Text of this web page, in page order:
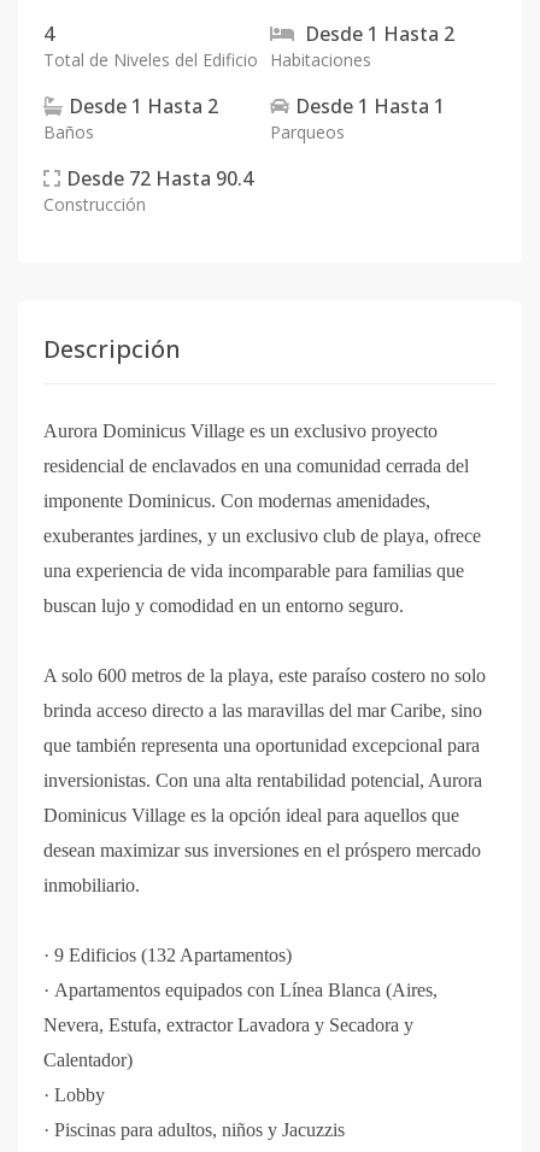
4
Total de Niveles del Edificio
Desde 1 Hasta 2
Habitaciones
Desde 1 Hasta 2
Baños
Desde 1 Hasta 1
Parqueos
Desde 72 Hasta 90.4
Construcción
Descripción
Aurora Dominicus Village es un exclusivo proyecto
residencial de enclavados en una comunidad cerrada del
imponente Dominicus. Con modernas amenidades,
exuberantes jardines, y un exclusivo club de playa, ofrece
una experiencia de vida incomparable para familias que
buscan lujo y comodidad en un entorno seguro.
A solo 600 metros de la playa, este paraíso costero no solo
brinda acceso directo a las maravillas del mar Caribe, sino
que también representa una oportunidad excepcional para
inversionistas. Con una alta rentabilidad potencial, Aurora
Dominicus Village es la opción ideal para aquellos que
desean maximizar sus inversiones en el próspero mercado
inmobiliario.
· 9 Edificios (132 Apartamentos)
· Apartamentos equipados con Línea Blanca (Aires,
Nevera, Estufa, extractor Lavadora y Secadora y
Calentador)
· Lobby
· Piscinas para adultos, niños y Jacuzzis